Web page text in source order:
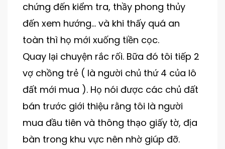
chứng đến kiểm tra, thầy phong thủy
đến xem hướng… và khi thấy quá an
toàn thì họ mới xuống tiền cọc.
Quay lại chuyện rắc rối. Bữa đó tôi tiếp 2
vợ chồng trẻ ( là người chủ thứ 4 của lô
đất mới mua ). Họ nói được các chủ đất
bán trước giới thiệu rằng tôi là người
mua đầu tiên và thông thạo giấy tờ, địa
bàn trong khu vực nên nhờ giúp đỡ.